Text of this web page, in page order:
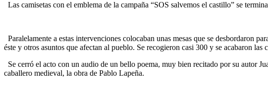
Las camisetas con el emblema de la campaña “SOS salvemos el castillo” se
Paralelamente a estas intervenciones colocaban unas mesas que se desbordaron
éste y otros asuntos que afectan al pueblo. Se recogieron casi 300 y se acabaron
Se cerró el acto con un audio de un bello poema, muy bien recitado por su autor
caballero medieval, la obra de Pablo Lapeña.